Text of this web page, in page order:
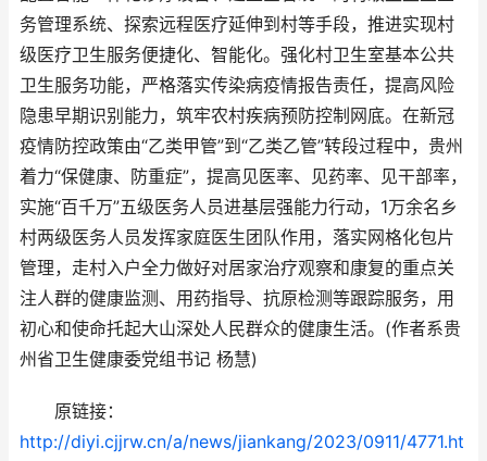
务管理系统、探索远程医疗延伸到村等手段，推进实现村
级医疗卫生服务便捷化、智能化。强化村卫生室基本公共
卫生服务功能，严格落实传染病疫情报告责任，提高风险
隐患早期识别能力，筑牢农村疾病预防控制网底。在新冠
疫情防控政策由“乙类甲管”到“乙类乙管”转段过程中，贵州
着力“保健康、防重症”，提高见医率、见药率、见干部率，
实施“百千万”五级医务人员进基层强能力行动，1万余名乡
村两级医务人员发挥家庭医生团队作用，落实网格化包片
管理，走村入户全力做好对居家治疗观察和康复的重点关
注人群的健康监测、用药指导、抗原检测等跟踪服务，用
初心和使命托起大山深处人民群众的健康生活。(作者系贵
州省卫生健康委党组书记 杨慧)
原链接：
http://diyi.cjjrw.cn/a/news/jiankang/2023/0911/4771.ht